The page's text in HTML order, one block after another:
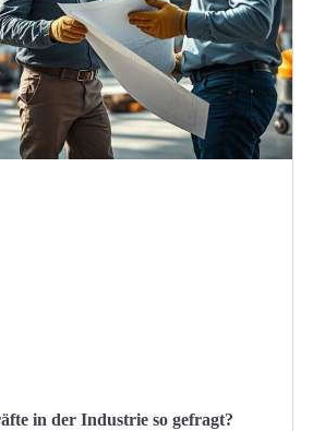
in der Industrie so gefragt?